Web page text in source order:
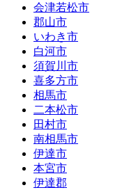
会津若松市
郡山市
いわき市
白河市
須賀川市
喜多方市
相馬市
二本松市
田村市
南相馬市
伊達市
本宮市
伊達郡